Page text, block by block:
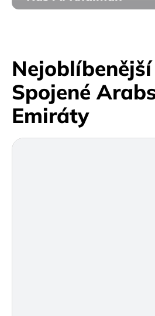
Spojené
Emiráty